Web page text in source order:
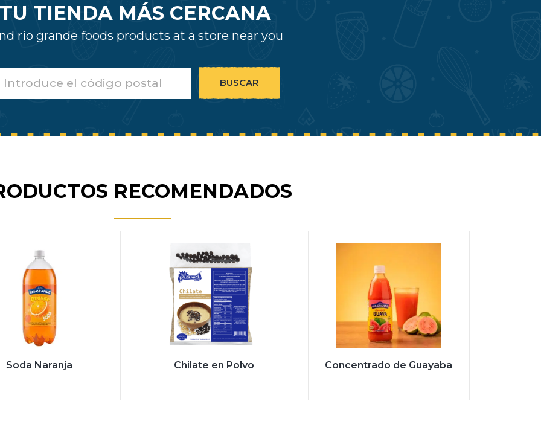
TU TIENDA MÁS CERCANA
rio grande foods products at a store near you
RECOMENDADOS
Soda Naranja Chilate en Polvo Concentrado de Guayaba